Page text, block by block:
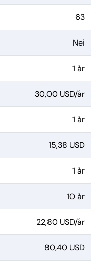
63
Nei
1 år
30,00 USD/år
1 år
15,38 USD
1 år
10 år
22,80 USD/år
80,40 USD